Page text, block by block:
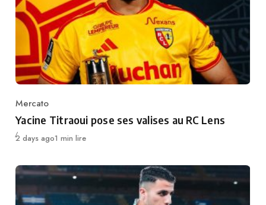
Category
Mercato
Yacine Titraoui pose ses valises au RC Lens
Publié
2 days ago1 min lire